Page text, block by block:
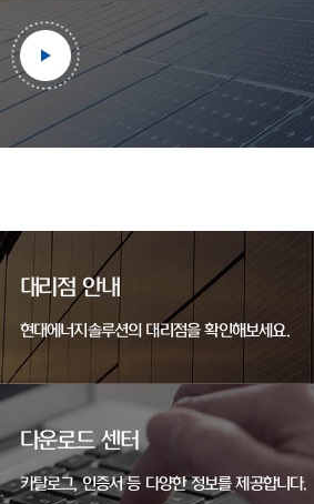
대리점 안내
현대에너지솔루션의 대리점을 확인해보세요.
다운로드 센터
카탈로그, 인증서 등 다양한 정보를 제공합니다.